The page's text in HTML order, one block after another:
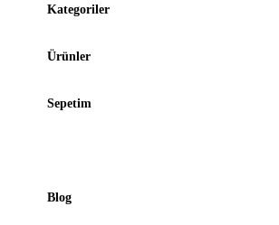
Kategoriler
Ürünler
Sepetim
Blog